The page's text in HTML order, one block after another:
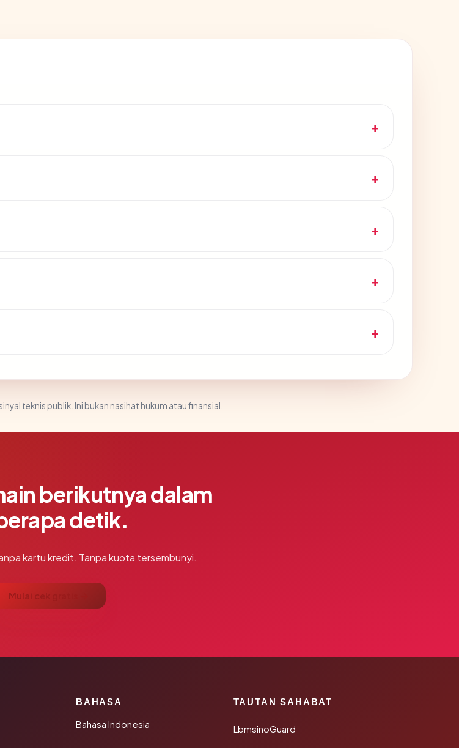
teknis publik. Ini bukan nasihat hukum atau finansial.
berikutnya dalam
detik.
kartu kredit. Tanpa kuota tersembunyi.
Mulai cek gratis →
BAHASA
Bahasa Indonesia
TAUTAN SAHABAT
LbmsinoGuard